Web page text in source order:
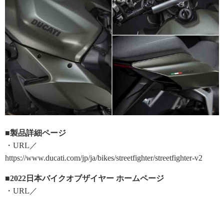
■製品詳細ページ
・URL／
https://www.ducati.com/jp/ja/bikes/streetfighter/streetfighter-v2
■2022日本バイクオブザイヤー ホームページ
・URL／